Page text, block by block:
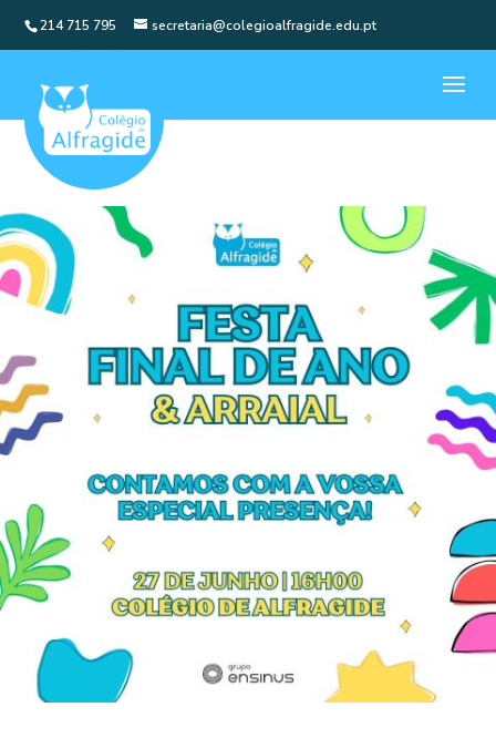
214 715 795 secretaria@colegioalfragide.edu.pt